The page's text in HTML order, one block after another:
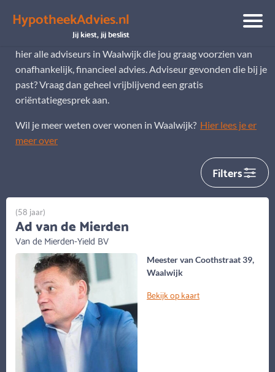
HypotheekAdvies.nl
Jij kiest, jij beslist
Hypotheekadviseur Waalwijk
Op zoek naar een hypotheekadviseur in Waalwijk? Je ziet
hier alle adviseurs in Waalwijk die jou graag voorzien van
onafhankelijk, financieel advies. Adviseur gevonden die bij je
past? Vraag dan geheel vrijblijvend een gratis
oriëntatiegesprek aan.
Wil je meer weten over wonen in Waalwijk? Hier lees je er
meer over
Filters
Meester van Coothstraat 39,
Waalwijk
Bekijk op kaart
(58 jaar)
Ad van de Mierden
Van de Mierden-Yield BV